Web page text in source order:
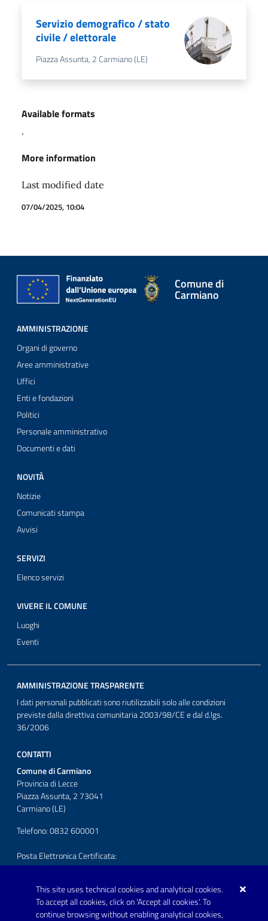
This site uses technical cookies and analytical cookies.
To accept all cookies, click on 'Accept all cookies'. To
continue browsing without enabling analytical cookies,
Servizio demografico / stato
civile / elettorale
Piazza Assunta, 2 Carmiano (LE)
Available formats
.
More information
Last modified date
07/04/2025, 10:04
Comune di
Carmiano
AMMINISTRAZIONE
Organi di governo
Aree amministrative
Uffici
Enti e fondazioni
Politici
Personale amministrativo
Documenti e dati
NOVITÀ
Notizie
Comunicati stampa
Avvisi
SERVIZI
Elenco servizi
VIVERE IL COMUNE
Luoghi
Eventi
AMMINISTRAZIONE TRASPARENTE
I dati personali pubblicati sono riutilizzabili solo alle condizioni
previste dalla direttiva comunitaria 2003/98/CE e dal d.lgs.
36/2006
CONTATTI
Comune di Carmiano
Provincia di Lecce
Piazza Assunta, 2 73041
Carmiano (LE)
Telefono: 0832 600001
Posta Elettronica Certificata:
protocollo.comunecarmiano@pec.rupar.puglia.it
URP - Ufficio Relazioni con il Pubblico